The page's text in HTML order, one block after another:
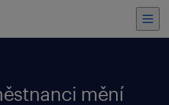
mění